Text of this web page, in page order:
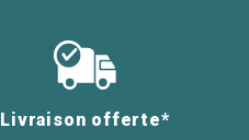
Livraison offerte*